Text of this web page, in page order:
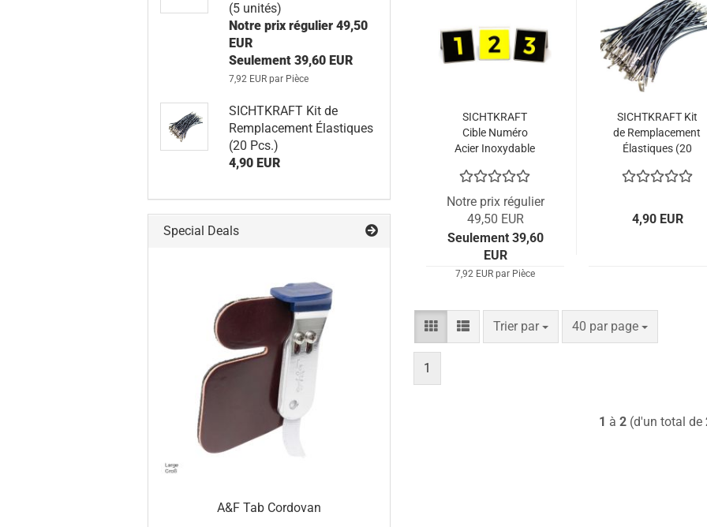
SICHTKRAFT
Cible Numéro
Acier Inoxydable
Notre prix régulier
49,50 EUR
Seulement 39,60
EUR
7,92 EUR par Pièce
SICHTKRAFT Kit
de Remplacement
Élastiques (20
4,90 EUR
Trier par
Trier par 40 par page
par page
1
1 à 2(d'un total de
(5 unités)
Notre prix régulier 49,50
EUR
Seulement 39,60 EUR
7,92 EUR par Pièce
SICHTKRAFT Kit de
Remplacement Élastiques
(20 Pcs.)
4,90 EUR
Special Deals
A&F Tab Cordovan